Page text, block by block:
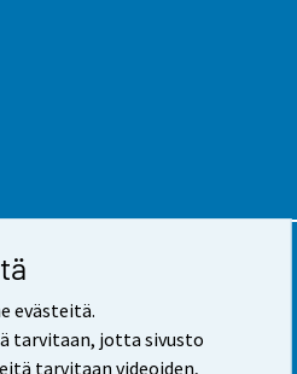
evästeitä.
tarvitaan, jotta sivusto
tarvitaan videoiden,